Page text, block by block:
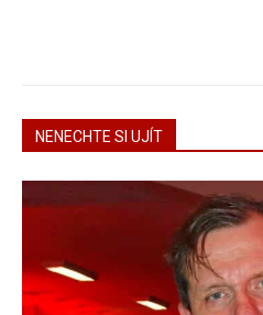
NENECHTE SI UJÍT